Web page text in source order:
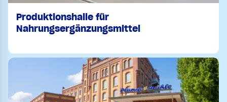
Produktionshalle für
Nahrungsergänzungsmittel